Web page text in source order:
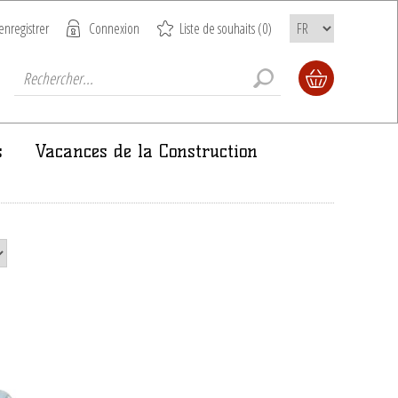
Connexion Liste de souhaits(0)
Vacances de la Construction